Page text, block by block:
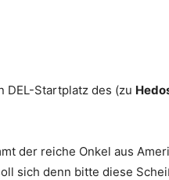
DEL-Startplatz des (zu
der reiche Onkel aus
sich denn bitte diese